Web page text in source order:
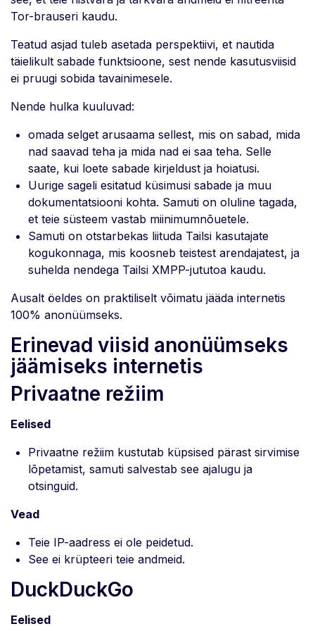
Tor-brauseri kaudu.
Teatud asjad tuleb asetada perspektiivi, et nautida
täielikult sabade funktsioone, sest nende kasutusviisid
ei pruugi sobida tavainimesele.
Nende hulka kuuluvad:
omada selget arusaama sellest, mis on sabad, mida
nad saavad teha ja mida nad ei saa teha. Selle
saate, kui loete sabade kirjeldust ja hoiatusi.
Uurige sageli esitatud küsimusi sabade ja muu
dokumentatsiooni kohta. Samuti on oluline tagada,
et teie süsteem vastab miinimumnõuetele.
Samuti on otstarbekas liituda Tailsi kasutajate
kogukonnaga, mis koosneb teistest arendajatest, ja
suhelda nendega Tailsi XMPP-jututoa kaudu.
Ausalt öeldes on praktiliselt võimatu jääda internetis
100% anonüümseks.
Erinevad viisid anonüümseks
jäämiseks internetis
Privaatne režiim
Eelised
Privaatne režiim kustutab küpsised pärast sirvimise
lõpetamist, samuti salvestab see ajalugu ja
otsinguid.
Vead
Teie IP-aadress ei ole peidetud.
See ei krüpteeri teie andmeid.
DuckDuckGo
Eelised